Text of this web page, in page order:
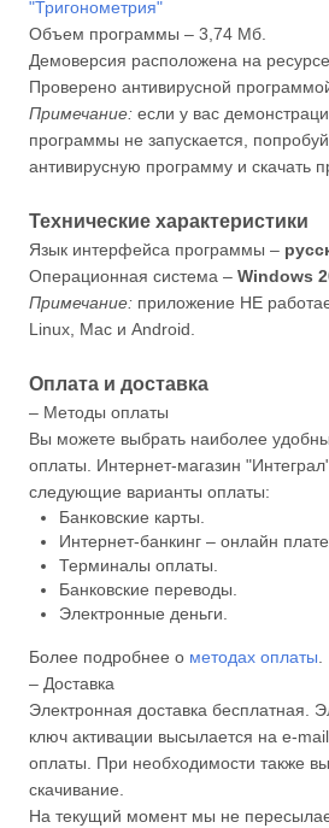
"Тригонометрия"
Объем программы – 3,74 Мб.
Демоверсия расположена на
Проверено антивирусной
Примечание: если у вас
программы не запускается,
антивирусную программу и скачать
Технические характеристики
Язык интерфейса программы –
Операционная система – Windows
Примечание: приложение НЕ
Linux, Mac и Android.
Оплата и доставка
– Методы оплаты
Вы можете выбрать наиболее
оплаты. Интернет-магазин
следующие варианты оплаты:
Банковские карты.
Интернет-банкинг – онлайн
Терминалы оплаты.
Банковские переводы.
Электронные деньги.
Более подробнее о методах оплаты
– Доставка
Электронная доставка бесплатная.
ключ активации высылается на e-mail
оплаты. При необходимости также
скачивание.
На текущий момент мы не